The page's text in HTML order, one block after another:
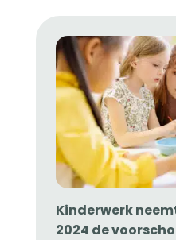
Kinderwerk
2024 de